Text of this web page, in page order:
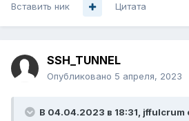
Вставить ник Цитата
SSH_TUNNEL
Опубликовано 5 апреля, 2023
В 04.04.2023 в 18:31, jffulcrum